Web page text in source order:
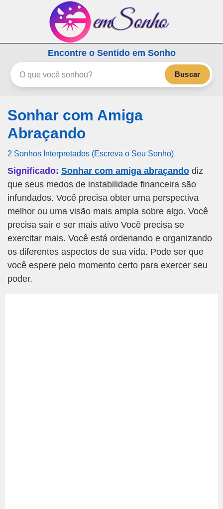
emSonho.com
Os sonhos significam mais
Encontre o Sentido em Sonho
Buscar
Sonhar com Amiga
Abraçando
2 Sonhos Interpretados (Escreva o Seu Sonho)
Significado: Sonhar com amiga abraçando diz
que seus medos de instabilidade financeira são
infundados. Você precisa obter uma perspectiva
melhor ou uma visão mais ampla sobre algo. Você
precisa sair e ser mais ativo Você precisa se
exercitar mais. Você está ordenando e organizando
os diferentes aspectos de sua vida. Pode ser que
você espere pelo momento certo para exercer seu
poder.